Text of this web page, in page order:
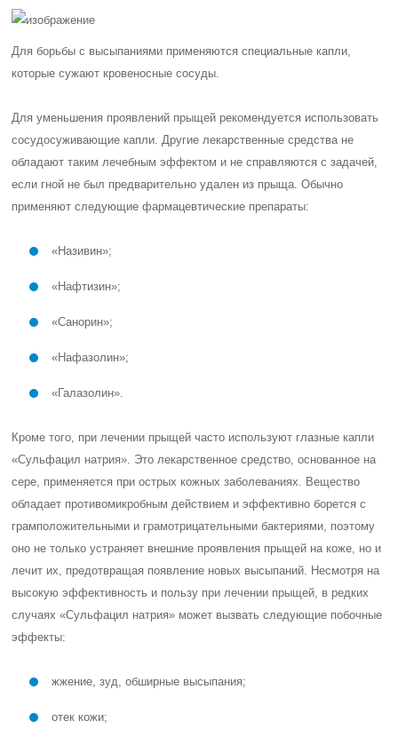
Для борьбы с высыпаниями применяются специальные капли,
которые сужают кровеносные сосуды.
Для уменьшения проявлений прыщей рекомендуется использовать
сосудосуживающие капли. Другие лекарственные средства не
обладают таким лечебным эффектом и не справляются с задачей,
если гной не был предварительно удален из прыща. Обычно
применяют следующие фармацевтические препараты:
«Називин»;
«Нафтизин»;
«Санорин»;
«Нафазолин»;
«Галазолин».
Кроме того, при лечении прыщей часто используют глазные капли
«Сульфацил натрия». Это лекарственное средство, основанное на
сере, применяется при острых кожных заболеваниях. Вещество
обладает противомикробным действием и эффективно борется с
грамположительными и грамотрицательными бактериями, поэтому
оно не только устраняет внешние проявления прыщей на коже, но и
лечит их, предотвращая появление новых высыпаний. Несмотря на
высокую эффективность и пользу при лечении прыщей, в редких
случаях «Сульфацил натрия» может вызвать следующие побочные
эффекты:
жжение, зуд, обширные высыпания;
отек кожи;